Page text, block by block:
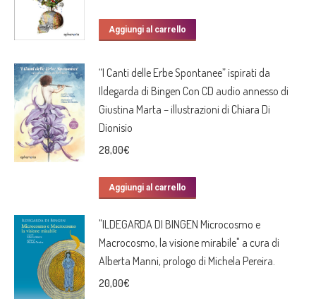
Aggiungi al carrello
“I Canti delle Erbe Spontanee” ispirati da
Ildegarda di Bingen Con CD audio annesso di
Giustina Marta – illustrazioni di Chiara Di
Dionisio
28,00€
Aggiungi al carrello
"ILDEGARDA DI BINGEN Microcosmo e
Macrocosmo, la visione mirabile" a cura di
Alberta Manni, prologo di Michela Pereira.
20,00€